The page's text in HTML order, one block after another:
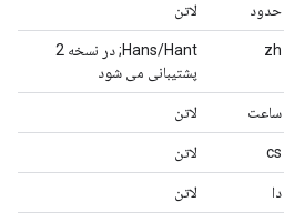
حدود لاتن
zh
Hans/Hant; در نسخه 2
پشتیبانی می شود
ساعت لاتن
cs لاتن
دا لاتن